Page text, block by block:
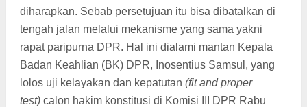
diharapkan. Sebab persetujuan itu bisa dibatalkan di
tengah jalan melalui mekanisme yang sama yakni
rapat paripurna DPR. Hal ini dialami mantan Kepala
Badan Keahlian (BK) DPR, Inosentius Samsul, yang
lolos uji kelayakan dan kepatutan (fit and proper
test)calon hakim konstitusi di Komisi III DPR Rabu